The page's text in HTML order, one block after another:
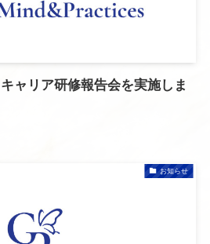
リア研修報告会を実施しま
お知らせ